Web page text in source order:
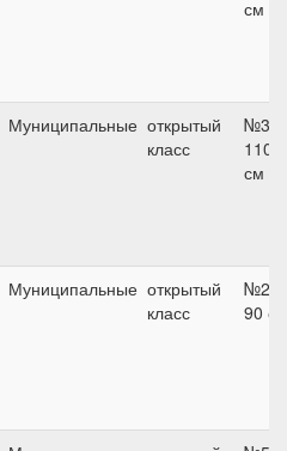
см
Муниципальные открытый
класс
№3,
110
см
Муниципальные открытый
класс
№2,
90 см